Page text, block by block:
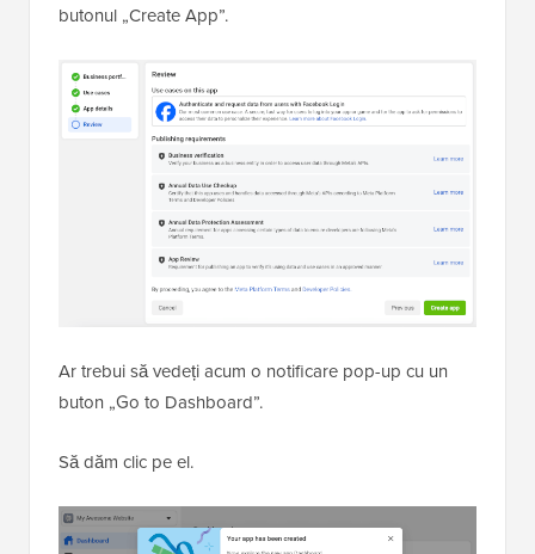
butonul „Create App”.
Ar trebui să vedeți acum o notificare pop-up cu un
buton „Go to Dashboard”.
Să dăm clic pe el.